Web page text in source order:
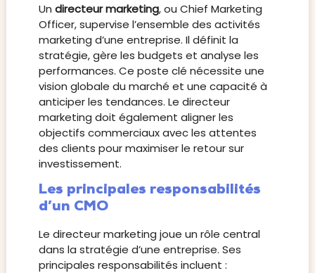
Un directeur marketing, ou Chief Marketing
Officer, supervise l’ensemble des activités
marketing d’une entreprise. Il définit la
stratégie, gère les budgets et analyse les
performances. Ce poste clé nécessite une
vision globale du marché et une capacité à
anticiper les tendances. Le directeur
marketing doit également aligner les
objectifs commerciaux avec les attentes
des clients pour maximiser le retour sur
investissement.
Les principales responsabilités
d’un CMO
Le directeur marketing joue un rôle central
dans la stratégie d’une entreprise. Ses
principales responsabilités incluent :